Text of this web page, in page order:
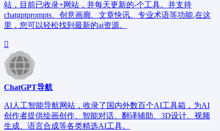
站，目前已收录+网站，并每天更新的-个工具。并支持
chatgptprompts、创意画廊、文章快讯、专业术语等功能,在这
里，您可以轻松找到最新的ai资源。
ChatGPT导航
AI人工智能导航网站，收录了国内外数百个AI工具箱，为AI
创作者提供绘画创作、智能对话、翻译辅助、3D设计、视频
生成、语言合成等各类精选AI工具。